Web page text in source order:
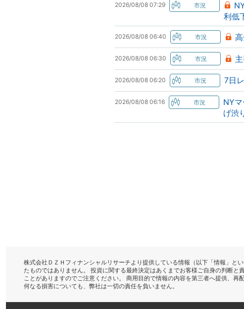
2026/08/08 07:29
利低
2026/08/08 06:40
2026/08/08 06:30
2026/08/08 06:20 7日
2026/08/08 06:16
NY
げ渋
株式会社ＤＺＨフィナンシャルリサーチより提供している情報（以下「情報」と
たものではありません。 投資に関する最終決定はあくまでお客様ご自身の判断
ことがありますのでご注意ください。 商用目的で情報の内容を第三者へ提供、
何なる損害についても、弊社は一切の責任を負いません。